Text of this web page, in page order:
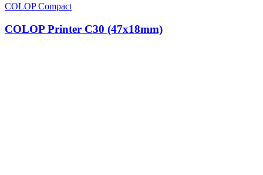
COLOP Compact
COLOP Printer C30 (47x18mm)